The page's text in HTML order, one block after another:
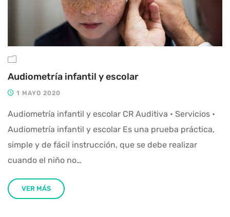
Audiometría infantil y escolar
1 MAYO 2020
Audiometría infantil y escolar CR Auditiva • Servicios •
Audiometría infantil y escolar Es una prueba práctica,
simple y de fácil instrucción, que se debe realizar
cuando el niño no…
VER MÁS